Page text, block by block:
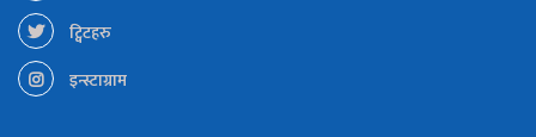
ट्विटहरु
इन्स्टाग्राम